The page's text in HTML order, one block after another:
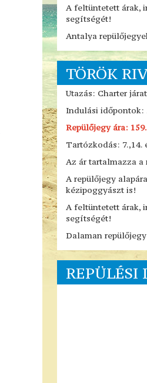
A feltüntetett árak,
segítségét!
Antalya
TÖRÖK
Utazás: Charter
Indulási időpontok:
Repülőjegy ára:
Tartózkodás: 7.,14.
Az ár tartalmazza
A repülőjegy
kézipoggyászt is!
A feltüntetett árak,
segítségét!
Dalaman
REPÜLÉSI